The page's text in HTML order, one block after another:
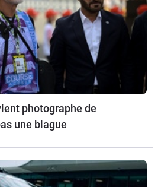
photographe de
une blague